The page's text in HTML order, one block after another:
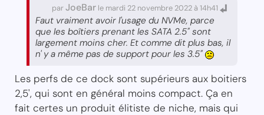
parJoeBar le mardi 22 novembre 2022 à 14h41
Faut vraiment avoir l'usage du NVMe, parce
que les boîtiers prenant les SATA 2.5" sont
largement moins cher. Et comme dit plus bas, il
n' y a même pas de support pour les 3.5"
Les perfs de ce dock sont supérieurs aux boitiers
2,5', qui sont en général moins compact. Ça en
fait certes un produit élitiste de niche, mais qui